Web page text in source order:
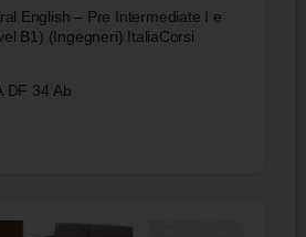
English – Pre Intermediate I e
B1) (Ingegneri) ItaliaCorsi
DF 34 Ab